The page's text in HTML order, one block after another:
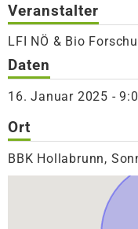
Veranstalter
LFI NÖ & Bio
Daten
16. Januar 2025 -
Ort
BBK Hollabrunn,